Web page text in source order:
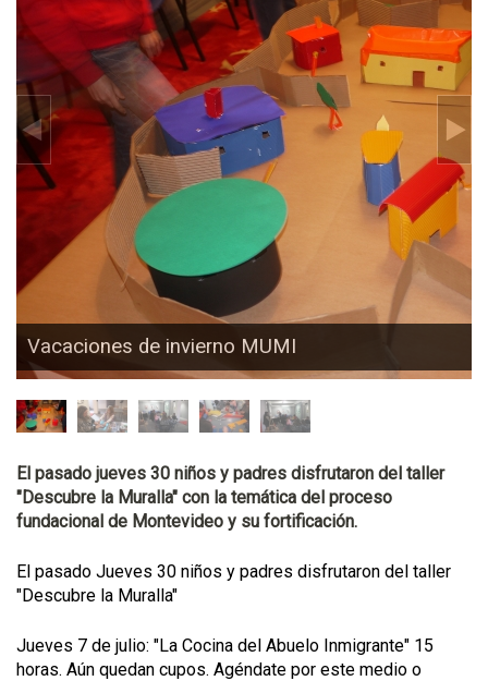
Vacaciones de invierno MUMI
El pasado jueves 30 niños y padres disfrutaron del taller
"Descubre la Muralla" con la temática del proceso
fundacional de Montevideo y su fortificación.
El pasado Jueves 30 niños y padres disfrutaron del taller
"Descubre la Muralla"
Jueves 7 de julio: "La Cocina del Abuelo Inmigrante" 15
horas. Aún quedan cupos. Agéndate por este medio o